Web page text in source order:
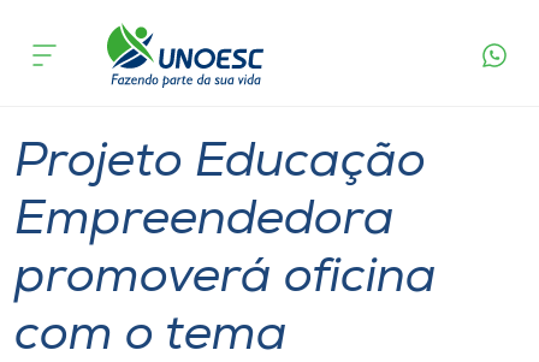
Cursos
Pesquisa
Atendimento ao Estudante
Portal de Ensino
acontece
Projeto Educação
Empreendedora
promoverá oficina
com o tema